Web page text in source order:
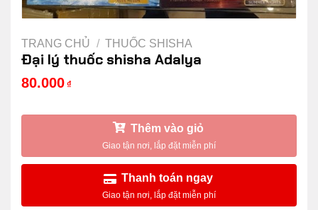
TRANG CHỦ / THUỐC SHISHA
Đại lý thuốc shisha Adalya
80.000 ₫
Thêm vào giỏ
Thanh toán ngay